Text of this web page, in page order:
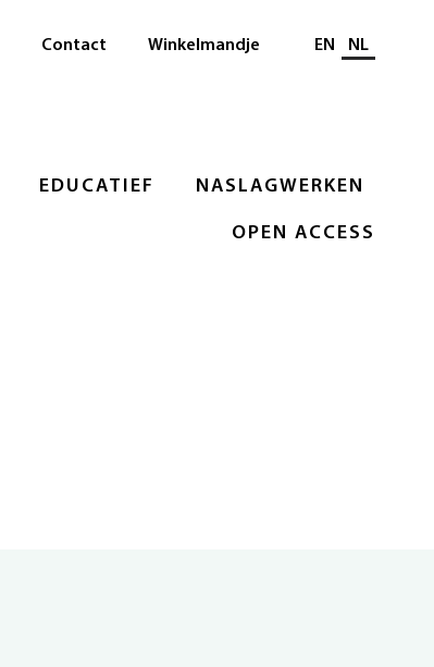
EDUCATIEF NASLAGWERKEN
OPEN ACCESS
Contact Winkelmandje Selecteer taal
EN NL